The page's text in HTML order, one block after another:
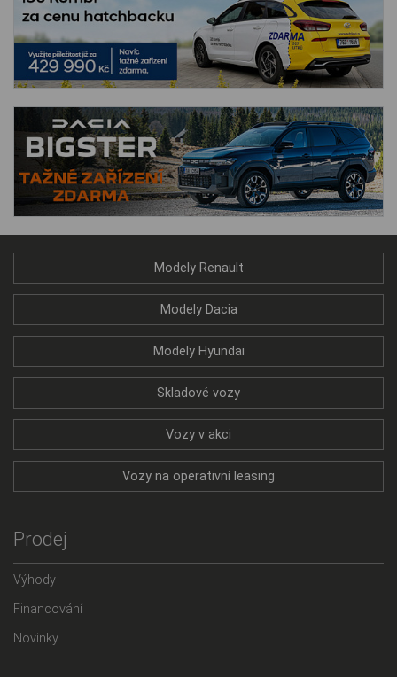
Modely Renault
Modely Dacia
Modely Hyundai
Skladové vozy
Vozy v akci
Vozy na operativní leasing
Prodej
Výhody
Financování
Novinky